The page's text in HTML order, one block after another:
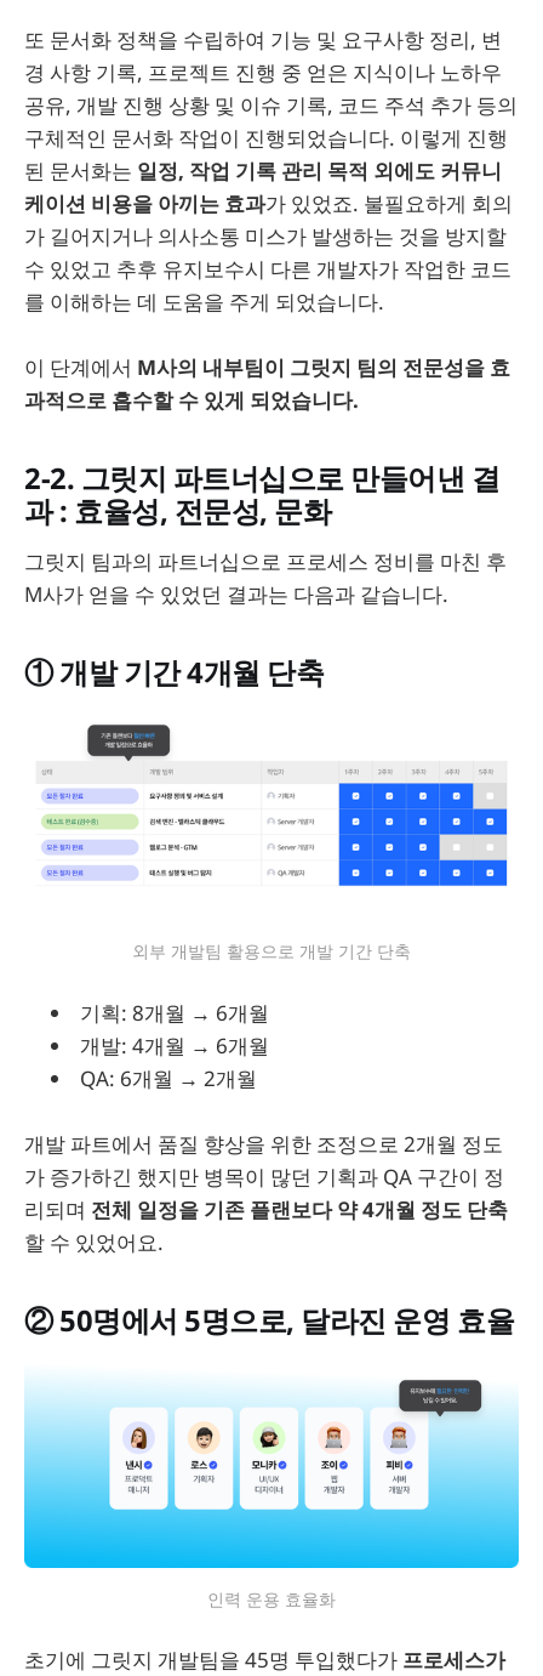
또 문서화 정책을 수립하여 기능 및 요구사항 정리, 변
경 사항 기록, 프로젝트 진행 중 얻은 지식이나 노하우
공유, 개발 진행 상황 및 이슈 기록, 코드 주석 추가 등의
구체적인 문서화 작업이 진행되었습니다. 이렇게 진행
된 문서화는 일정, 작업 기록 관리 목적 외에도 커뮤니
케이션 비용을 아끼는 효과가 있었죠. 불필요하게 회의
가 길어지거나 의사소통 미스가 발생하는 것을 방지할
수 있었고 추후 유지보수시 다른 개발자가 작업한 코드
를 이해하는 데 도움을 주게 되었습니다.
이 단계에서 M사의 내부팀이 그릿지 팀의 전문성을 효
과적으로 흡수할 수 있게 되었습니다.
2-2. 그릿지 파트너십으로 만들어낸 결
과 : 효율성, 전문성, 문화
그릿지 팀과의 파트너십으로 프로세스 정비를 마친 후
M사가 얻을 수 있었던 결과는 다음과 같습니다.
① 개발 기간 4개월 단축
외부 개발팀 활용으로 개발 기간 단축
기획: 8개월 → 6개월
개발: 4개월 → 6개월
QA: 6개월 → 2개월
개발 파트에서 품질 향상을 위한 조정으로 2개월 정도
가 증가하긴 했지만 병목이 많던 기획과 QA 구간이 정
리되며 전체 일정을 기존 플랜보다 약 4개월 정도 단축
할 수 있었어요.
② 50명에서 5명으로, 달라진 운영 효율
인력 운용 효율화
초기에 그릿지 개발팀을 45명 투입했다가 프로세스가